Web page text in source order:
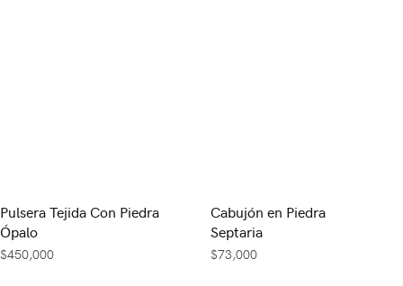
Pulsera Tejida Con Piedra
Ópalo
$450,000
Cabujón en Piedra
Septaria
$73,000